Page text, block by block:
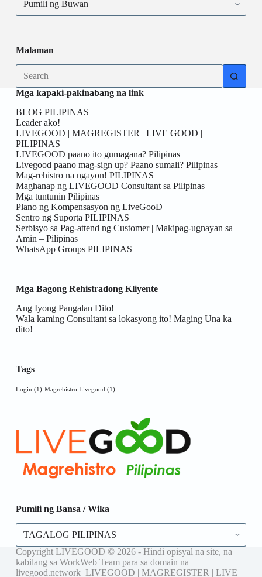
Malaman
Mga kapaki-pakinabang na link
BLOG PILIPINAS
Leader ako!
LIVEGOOD | MAGREGISTER | LIVE GOOD |
PILIPINAS
LIVEGOOD paano ito gumagana? Pilipinas
Livegood paano mag-sign up? Paano sumali? Pilipinas
Mag-rehistro na ngayon! PILIPINAS
Maghanap ng LIVEGOOD Consultant sa Pilipinas
Mga tuntunin Pilipinas
Plano ng Kompensasyon ng LiveGooD
Sentro ng Suporta PILIPINAS
Serbisyo sa Pag-attend ng Customer | Makipag-ugnayan sa
Amin – Pilipinas
WhatsApp Groups PILIPINAS
Mga Bagong Rehistradong Kliyente
Ang Iyong Pangalan Dito!
Wala kaming Consultant sa lokasyong ito! Maging Una ka
dito!
Tags
Login (1) Magrehistro Livegood (1)
Pumili ng Bansa / Wika
Copyright LIVEGOOD © 2026 - Hindi opisyal na site, na
kabilang sa WorkWeb Team para sa domain na
livegood.network LIVEGOOD | MAGREGISTER | LIVE